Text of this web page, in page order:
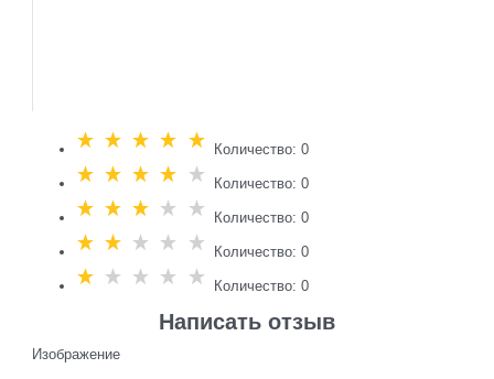
Количество: 0
Количество: 0
Количество: 0
Количество: 0
Количество: 0
Написать отзыв
Изображение